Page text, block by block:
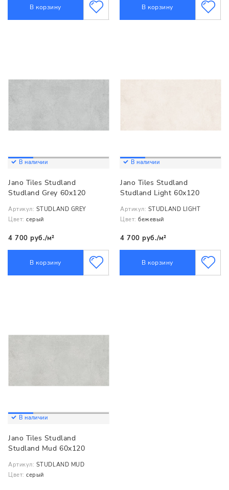
В корзину В корзину
В наличии
Jano Tiles Studland
Studland Grey 60x120
Артикул: STUDLAND GREY
Цвет: серый
4 700 руб./м²
В корзину
В наличии
Jano Tiles Studland
Studland Light 60x120
Артикул: STUDLAND LIGHT
Цвет: бежевый
4 700 руб./м²
В корзину
В наличии
Jano Tiles Studland
Studland Mud 60x120
Артикул: STUDLAND MUD
Цвет: серый